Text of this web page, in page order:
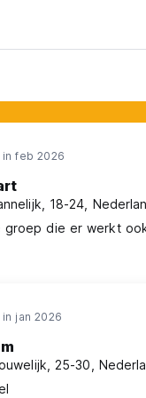
voor de duur
feb 2026
18-24,
groep die er werkt
jan 2026
25-30,